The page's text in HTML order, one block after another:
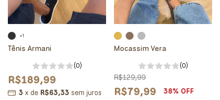
Tênis Armani
(0)
R$189,99
3 x de R$63,33 sem juros
+1
Mocassim Vera
(0)
R$79,99
R$129,99
38% OFF